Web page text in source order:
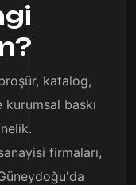
katalog,
baskı
firmaları,